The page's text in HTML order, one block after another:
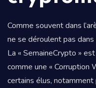
Comme souvent dans
ne se déroulent pas
La « SemaineCrypto »
comme une « Corruption
certains élus, notamment